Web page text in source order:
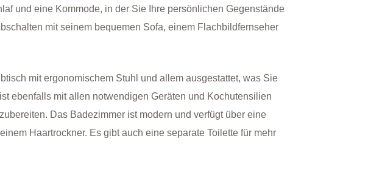
und eine Kommode, in der Sie Ihre persönlichen Gegenstände
mit seinem bequemen Sofa, einem Flachbildfernseher
mit ergonomischem Stuhl und allem ausgestattet, was Sie
ebenfalls mit allen notwendigen Geräten und Kochutensilien
Das Badezimmer ist modern und verfügt über eine
Haartrockner. Es gibt auch eine separate Toilette für mehr